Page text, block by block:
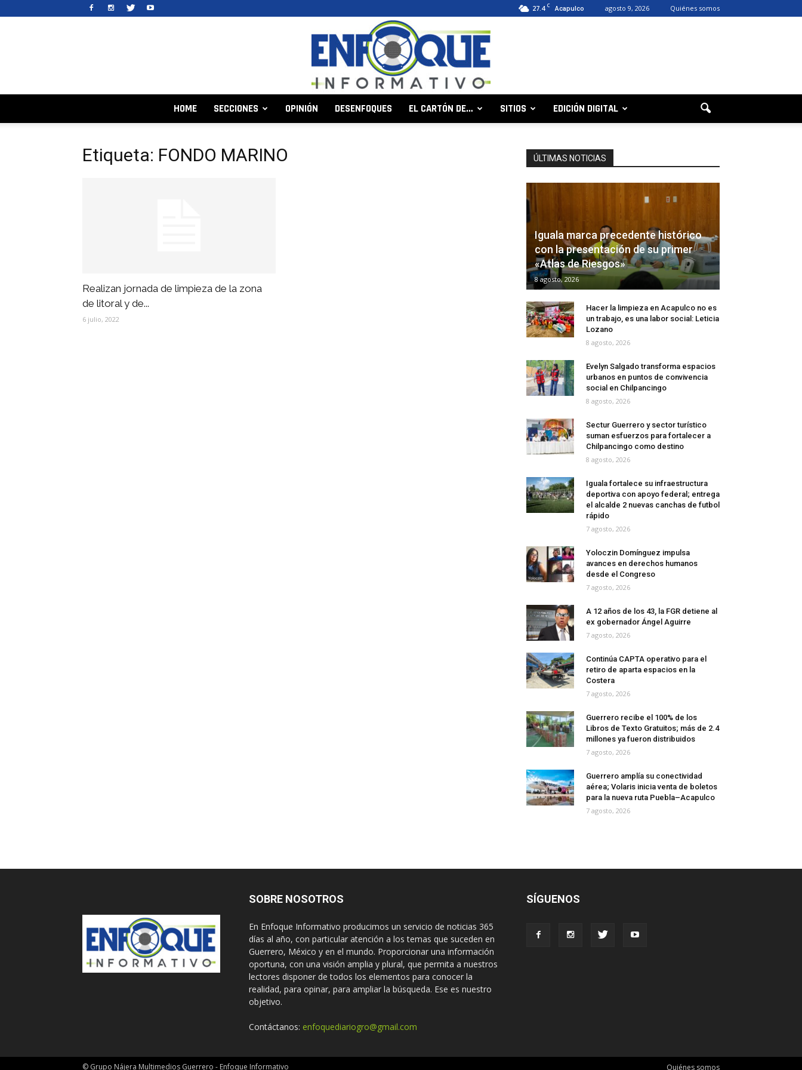
27.4 C Acapulco agosto 9, 2026 Quiénes somos
HOME SECCIONES OPINIÓN DESENFOQUES EL CARTÓN DE… SITIOS EDICIÓN DIGITAL
Etiqueta: FONDO MARINO
Realizan jornada de limpieza de la zona
de litoral y de...
6 julio, 2022
ÚLTIMAS NOTICIAS
Iguala marca precedente histórico
con la presentación de su primer
«Atlas de Riesgos»
8 agosto, 2026
Hacer la limpieza en Acapulco no es
un trabajo, es una labor social: Leticia
Lozano
8 agosto, 2026
Evelyn Salgado transforma espacios
urbanos en puntos de convivencia
social en Chilpancingo
8 agosto, 2026
Sectur Guerrero y sector turístico
suman esfuerzos para fortalecer a
Chilpancingo como destino
8 agosto, 2026
Iguala fortalece su infraestructura
deportiva con apoyo federal; entrega
el alcalde 2 nuevas canchas de futbol
rápido
7 agosto, 2026
Yoloczin Domínguez impulsa
avances en derechos humanos
desde el Congreso
7 agosto, 2026
A 12 años de los 43, la FGR detiene al
ex gobernador Ángel Aguirre
7 agosto, 2026
Continúa CAPTA operativo para el
retiro de aparta espacios en la
Costera
7 agosto, 2026
Guerrero recibe el 100% de los
Libros de Texto Gratuitos; más de 2.4
millones ya fueron distribuidos
7 agosto, 2026
Guerrero amplía su conectividad
aérea; Volaris inicia venta de boletos
para la nueva ruta Puebla–Acapulco
7 agosto, 2026
SOBRE NOSOTROS
En Enfoque Informativo producimos un servicio de noticias 365
días al año, con particular atención a los temas que suceden en
Guerrero, México y en el mundo. Proporcionar una información
oportuna, con una visión amplia y plural, que permita a nuestros
lectores disponer de todos los elementos para conocer la
realidad, para opinar, para ampliar la búsqueda. Ese es nuestro
objetivo.
Contáctanos: enfoquediariogro@gmail.com
SÍGUENOS
Quiénes somos
© Grupo Nájera Multimedios Guerrero - Enfoque Informativo